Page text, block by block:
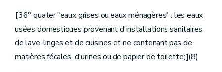
Art.D.379
Section8
Comptabilité et comptes annuels
Art.D.380
Art. D.381
Section
[Décret 13.12.2023 - entrée en vigueur 01.01.2024]
[36° quater "eaux grises ou eaux ménagères" : les eaux
usées domestiques provenant d'installations sanitaires,
de lave-linges et de cuisines et ne contenant pas de
matières fécales, d'urines ou de papier de toilette;](8)